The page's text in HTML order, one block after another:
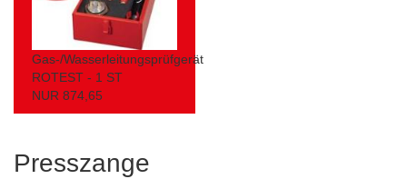
Gas-/Wasserleitungsprüfgerät
ROTEST - 1 ST
NUR 874,65
Presszange